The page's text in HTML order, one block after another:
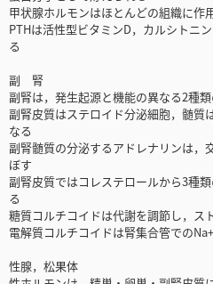
甲状腺ホルモンはほとんどの組織に作
PTHは活性型ビタミンD，カルシトニ
る
副 腎
副腎は，発生起源と機能の異なる2種
副腎皮質はステロイド分泌細胞，髄質
なる
副腎髄質の分泌するアドレナリンは，
ぼす
副腎皮質ではコレステロールから3種
る
糖質コルチコイドは代謝を調節し，ス
電解質コルチコイドは腎集合管での
性腺，松果体